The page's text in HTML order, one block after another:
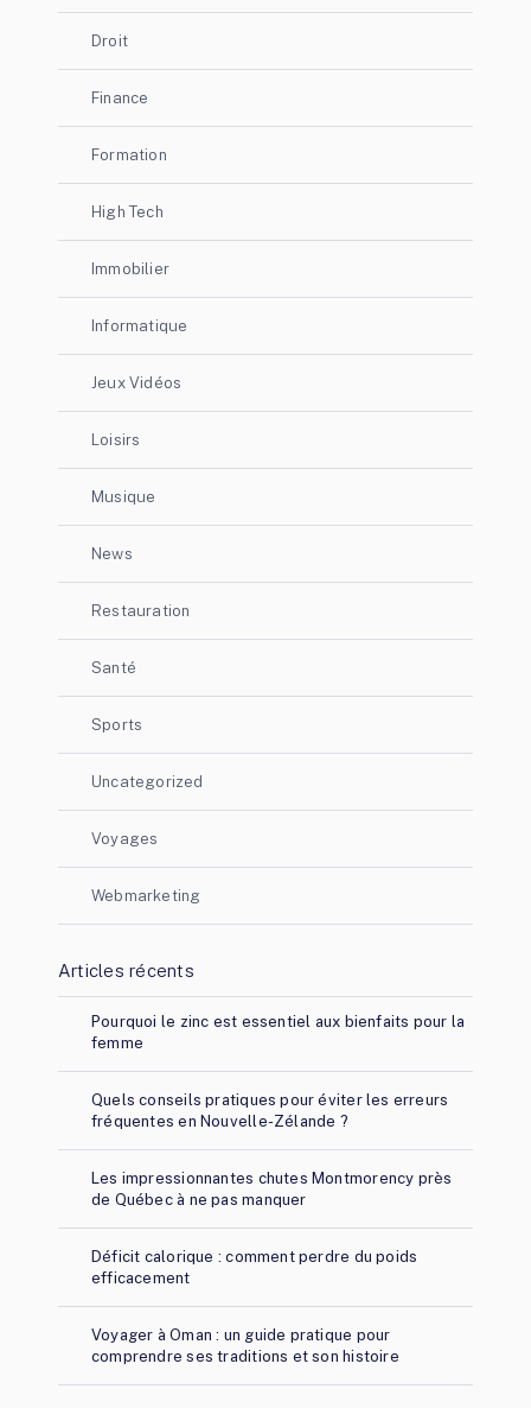
Droit
Finance
Formation
High Tech
Immobilier
Informatique
Jeux Vidéos
Loisirs
Musique
News
Restauration
Santé
Sports
Uncategorized
Voyages
Webmarketing
Articles récents
Pourquoi le zinc est essentiel aux bienfaits pour la
femme
Quels conseils pratiques pour éviter les erreurs
fréquentes en Nouvelle-Zélande ?
Les impressionnantes chutes Montmorency près
de Québec à ne pas manquer
Déficit calorique : comment perdre du poids
efficacement
Voyager à Oman : un guide pratique pour
comprendre ses traditions et son histoire